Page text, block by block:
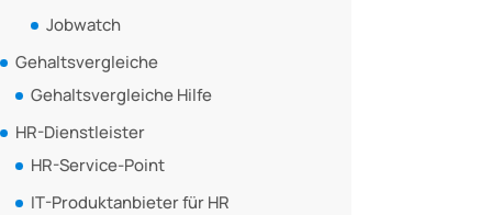
Jobwatch
Gehaltsvergleiche
Gehaltsvergleiche Hilfe
HR-Dienstleister
HR-Service-Point
IT-Produktanbieter für HR